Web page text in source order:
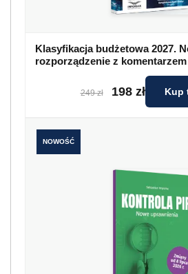
Klasyfikacja budżetowa 2027.
rozporządzenie z
249 zł 198 zł Kup
NOWOŚĆ